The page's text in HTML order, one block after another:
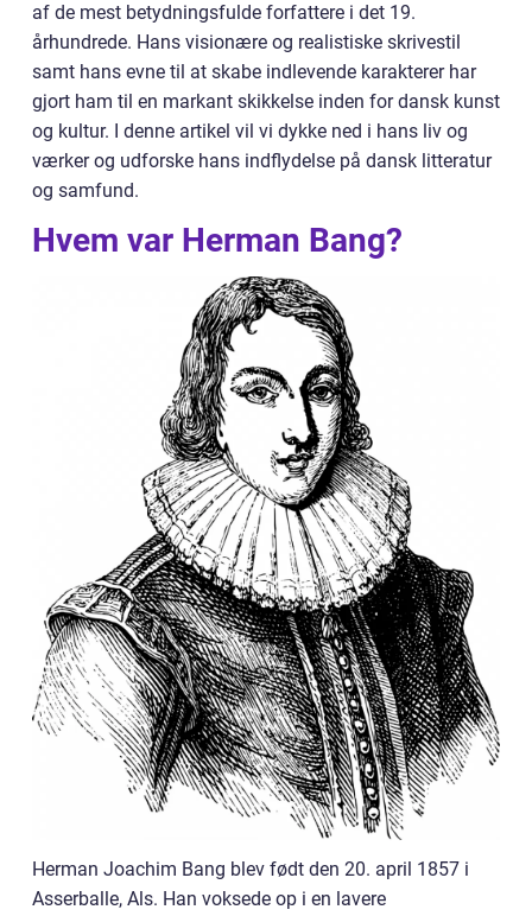
af de mest betydningsfulde forfattere i det 19.
århundrede. Hans visionære og realistiske skrivestil
samt hans evne til at skabe indlevende karakterer har
gjort ham til en markant skikkelse inden for dansk kunst
og kultur. I denne artikel vil vi dykke ned i hans liv og
værker og udforske hans indflydelse på dansk litteratur
og samfund.
Hvem var Herman Bang?
Herman Joachim Bang blev født den 20. april 1857 i
Asserballe, Als. Han voksede op i en lavere